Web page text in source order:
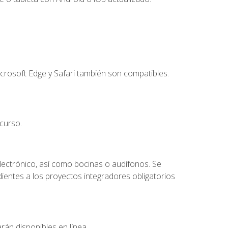
Edge y Safari también son compatibles.
así como bocinas o audífonos. Se
a los proyectos integradores obligatorios